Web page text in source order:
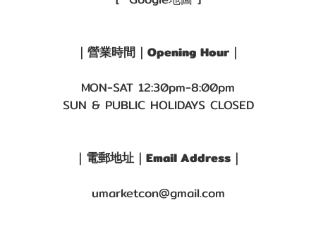
｜營業時間｜Opening Hour｜
MON-SAT 12:30pm-8:00pm
SUN & PUBLIC HOLIDAYS CLOSED
｜電郵地址｜Email Address｜
umarketcon@gmail.com